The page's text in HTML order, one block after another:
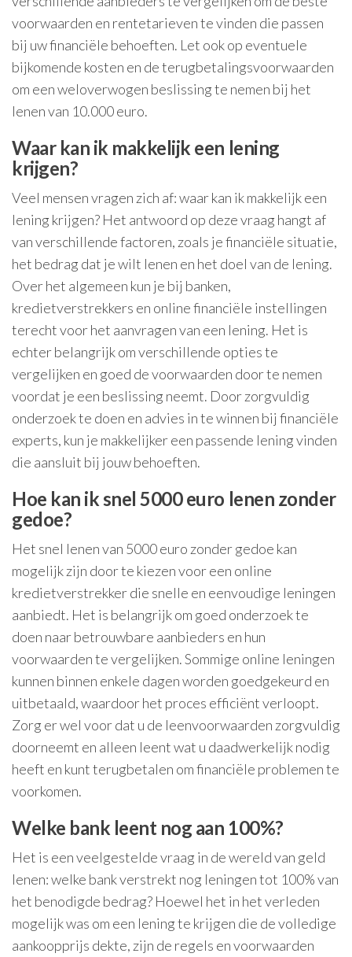
voorwaarden en rentetarieven te vinden die passen
bij uw financiële behoeften. Let ook op eventuele
bijkomende kosten en de terugbetalingsvoorwaarden
om een weloverwogen beslissing te nemen bij het
lenen van 10.000 euro.
Waar kan ik makkelijk een lening
krijgen?
Veel mensen vragen zich af: waar kan ik makkelijk een
lening krijgen? Het antwoord op deze vraag hangt af
van verschillende factoren, zoals je financiële situatie,
het bedrag dat je wilt lenen en het doel van de lening.
Over het algemeen kun je bij banken,
kredietverstrekkers en online financiële instellingen
terecht voor het aanvragen van een lening. Het is
echter belangrijk om verschillende opties te
vergelijken en goed de voorwaarden door te nemen
voordat je een beslissing neemt. Door zorgvuldig
onderzoek te doen en advies in te winnen bij financiële
experts, kun je makkelijker een passende lening vinden
die aansluit bij jouw behoeften.
Hoe kan ik snel 5000 euro lenen zonder
gedoe?
Het snel lenen van 5000 euro zonder gedoe kan
mogelijk zijn door te kiezen voor een online
kredietverstrekker die snelle en eenvoudige leningen
aanbiedt. Het is belangrijk om goed onderzoek te
doen naar betrouwbare aanbieders en hun
voorwaarden te vergelijken. Sommige online leningen
kunnen binnen enkele dagen worden goedgekeurd en
uitbetaald, waardoor het proces efficiënt verloopt.
Zorg er wel voor dat u de leenvoorwaarden zorgvuldig
doorneemt en alleen leent wat u daadwerkelijk nodig
heeft en kunt terugbetalen om financiële problemen te
voorkomen.
Welke bank leent nog aan 100%?
Het is een veelgestelde vraag in de wereld van geld
lenen: welke bank verstrekt nog leningen tot 100% van
het benodigde bedrag? Hoewel het in het verleden
mogelijk was om een lening te krijgen die de volledige
aankoopprijs dekte, zijn de regels en voorwaarden